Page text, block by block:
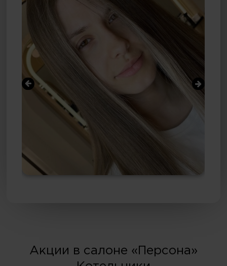
Акции в салоне «Персона»